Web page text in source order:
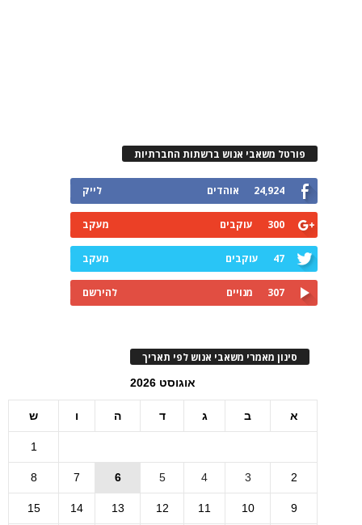
פורטל משאבי אנוש ברשתות החברתיות
24,924 אוהדים לייק
300 עוקבים מעקב
47 עוקבים מעקב
307 מנויים להירשם
סינון מאמרי משאבי אנוש לפי תאריך
אוגוסט 2026
א ב ג ד ה ו ש
1
2
3
4
5
6
7
8
9
10
11
12
13
14
15